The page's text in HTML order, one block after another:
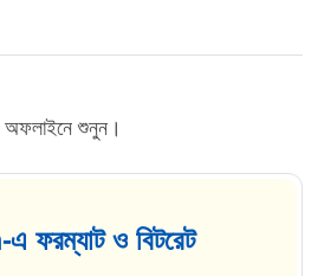
অফলাইনে শুনুন।
ফরম্যাট ও বিটরেট